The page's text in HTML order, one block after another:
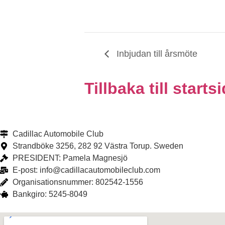
Inbjudan till årsmöte
Tillbaka till
Cadillac Automobile Club
Strandböke 3256, 282 92 Västra Torup. Sweden
PRESIDENT: Pamela Magnesjö
E-post: info@cadillacautomobileclub.com
Organisationsnummer: 802542-1556
Bankgiro: 5245-8049